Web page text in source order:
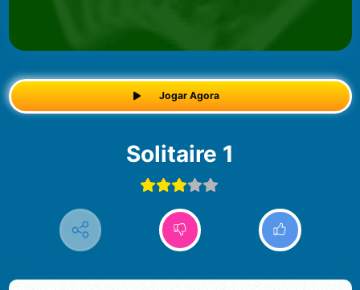
Jogar Agora
Solitaire 1